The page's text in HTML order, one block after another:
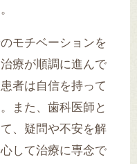
モチベーションを
療が順調に進んで
者は自信を持って
また、歯科医師と
、疑問や不安を解
して治療に専念で